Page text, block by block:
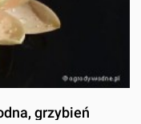
grzybień